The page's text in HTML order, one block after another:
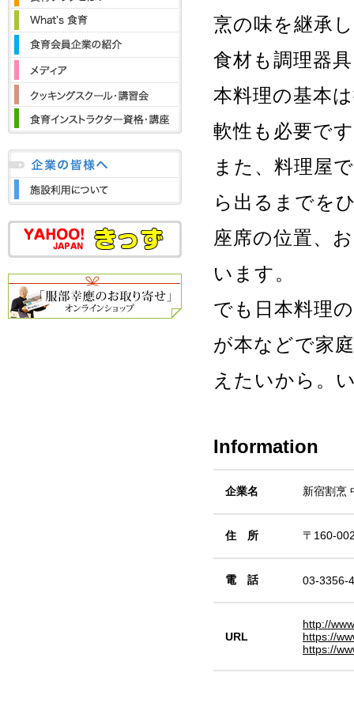
烹の味を継承
食材も調理器
本料理の基本
軟性も必要で
また、料理屋
ら出るまでを
座席の位置、
います。
でも日本料理
が本などで家
えたいから。
Information
企業名 新宿割烹
住 所 〒160-
電 話 03-3356-
URL
http://
https://
https://